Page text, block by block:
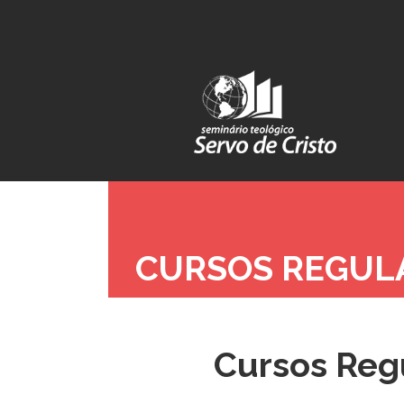
CURSOS
Cursos